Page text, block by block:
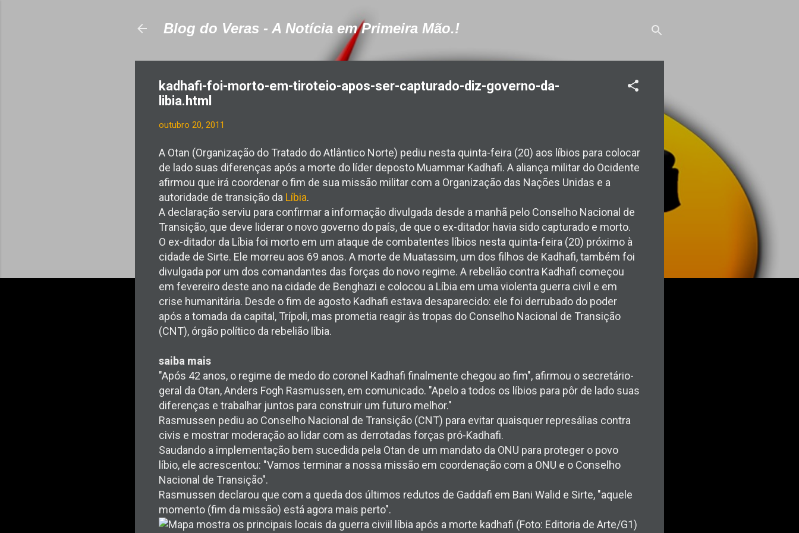
Blog do Veras - A Notícia em Primeira Mão.!
kadhafi-foi-morto-em-tiroteio-apos-ser-capturado-diz-governo-da-
libia.html
outubro 20, 2011
A Otan (Organização do Tratado do Atlântico Norte) pediu nesta quinta-feira (20) aos líbios para colocar
de lado suas diferenças após a morte do líder deposto Muammar Kadhafi. A aliança militar do Ocidente
afirmou que irá coordenar o fim de sua missão militar com a Organização das Nações Unidas e a
autoridade de transição da Líbia.
A declaração serviu para confirmar a informação divulgada desde a manhã pelo Conselho Nacional de
Transição, que deve liderar o novo governo do país, de que o ex-ditador havia sido capturado e morto.
O ex-ditador da Líbia foi morto em um ataque de combatentes líbios nesta quinta-feira (20) próximo à
cidade de Sirte. Ele morreu aos 69 anos. A morte de Muatassim, um dos filhos de Kadhafi, também foi
divulgada por um dos comandantes das forças do novo regime. A rebelião contra Kadhafi começou
em fevereiro deste ano na cidade de Benghazi e colocou a Líbia em uma violenta guerra civil e em
crise humanitária. Desde o fim de agosto Kadhafi estava desaparecido: ele foi derrubado do poder
após a tomada da capital, Trípoli, mas prometia reagir às tropas do Conselho Nacional de Transição
(CNT), órgão político da rebelião líbia.
saiba mais
"Após 42 anos, o regime de medo do coronel Kadhafi finalmente chegou ao fim", afirmou o secretário-
geral da Otan, Anders Fogh Rasmussen, em comunicado. "Apelo a todos os líbios para pôr de lado suas
diferenças e trabalhar juntos para construir um futuro melhor."
Rasmussen pediu ao Conselho Nacional de Transição (CNT) para evitar quaisquer represálias contra
civis e mostrar moderação ao lidar com as derrotadas forças pró-Kadhafi.
Saudando a implementação bem sucedida pela Otan de um mandato da ONU para proteger o povo
líbio, ele acrescentou: "Vamos terminar a nossa missão em coordenação com a ONU e o Conselho
Nacional de Transição".
Rasmussen declarou que com a queda dos últimos redutos de Gaddafi em Bani Walid e Sirte, "aquele
momento (fim da missão) está agora mais perto".